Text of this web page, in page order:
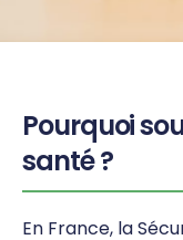
Pourquoi
santé ?
En France, la